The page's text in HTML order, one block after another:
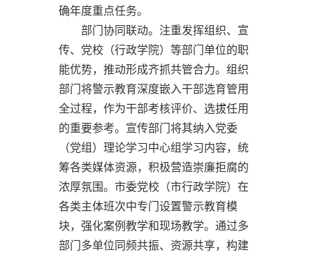
确年度重点任务。
部门协同联动。注重发挥组织、宣
传、党校（行政学院）等部门单位的职
能优势，推动形成齐抓共管合力。组织
部门将警示教育深度嵌入干部选育管用
全过程，作为干部考核评价、选拔任用
的重要参考。宣传部门将其纳入党委
（党组）理论学习中心组学习内容，统
筹各类媒体资源，积极营造崇廉拒腐的
浓厚氛围。市委党校（市行政学院）在
各类主体班次中专门设置警示教育模
块，强化案例教学和现场教学。通过多
部门多单位同频共振、资源共享，构建